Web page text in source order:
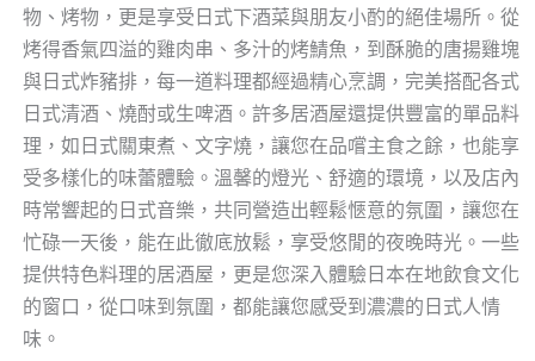
物、烤物，更是享受日式下酒菜與朋友小酌的絕佳場所。從
烤得香氣四溢的雞肉串、多汁的烤鯖魚，到酥脆的唐揚雞塊
與日式炸豬排，每一道料理都經過精心烹調，完美搭配各式
日式清酒、燒酎或生啤酒。許多居酒屋還提供豐富的單品料
理，如日式關東煮、文字燒，讓您在品嚐主食之餘，也能享
受多樣化的味蕾體驗。溫馨的燈光、舒適的環境，以及店內
時常響起的日式音樂，共同營造出輕鬆愜意的氛圍，讓您在
忙碌一天後，能在此徹底放鬆，享受悠閒的夜晚時光。一些
提供特色料理的居酒屋，更是您深入體驗日本在地飲食文化
的窗口，從口味到氛圍，都能讓您感受到濃濃的日式人情
味。